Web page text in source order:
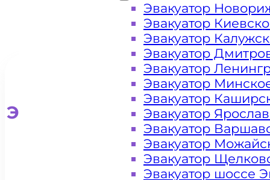
Эвакуатор для легковых
Эвакуатор
Эвакуатор
Эвакуатор
Эвакуатор
Эвакуатор
Эвакуатор
Эвакуатор
Эвакуатор
Эвакуатор
Эвакуатор
Эвакуатор
Эвакуатор шоссе